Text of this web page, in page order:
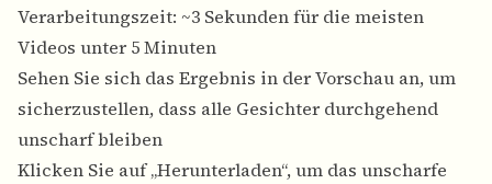
Verarbeitungszeit: ~3 Sekunden für die meisten
Videos unter 5 Minuten
Sehen Sie sich das Ergebnis in der Vorschau an, um
sicherzustellen, dass alle Gesichter durchgehend
unscharf bleiben
Klicken Sie auf „Herunterladen“, um das unscharfe